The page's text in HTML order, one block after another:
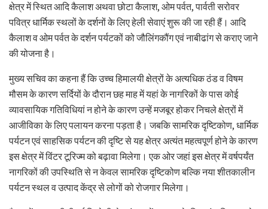
क्षेत्र में स्थित आदि कैलाश अथवा छोटा कैलाश, ओम पर्वत, पार्वती सरोवर
पवित्र धार्मिक स्थलों के दर्शनों के लिए हेली सेवाएं शुरू की जा रही हैं। आदि
कैलाश व ओम पर्वत के दर्शन पर्यटकों को जौलिंगकौंग एवं नाबीढांग से कराए जाने
की योजना है।
मुख्य सचिव का कहना हैं कि उच्च हिमालयी क्षेत्रों के अत्यधिक ठंड व विषम
मौसम के कारण सर्दियों के दौरान छह माह में यहां के नागरिकों के पास कोई
व्यावसायिक गतिविधियां न होने के कारण उन्हें मजबूर होकर निचले क्षेत्रों में
आजीविका के लिए पलायन करना पड़ता है। जबकि सामरिक दृष्टिकोण, धार्मिक
पर्यटन एवं साहसिक पर्यटन की दृष्टि से यह क्षेत्र अत्यंत महत्वपूर्ण होने के कारण
इस क्षेत्र में विंटर टूरिज्म को बढ़ावा मिलेगा। एक ओर जहां इस क्षेत्र में वर्षपर्यंत
नागरिकों की उपस्थिति से न केवल सामरिक दृष्टिकोण बल्कि नया शीतकालीन
पर्यटन स्थल व उत्पाद केंद्र से लोगों को रोजगार मिलेगा।